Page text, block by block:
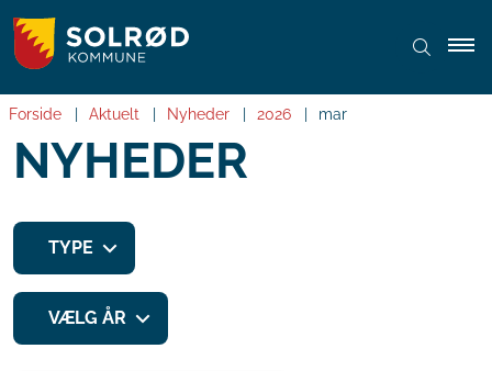
Forside Aktuelt Nyheder 2026 mar
NYHEDER
TYPE
VÆLG ÅR